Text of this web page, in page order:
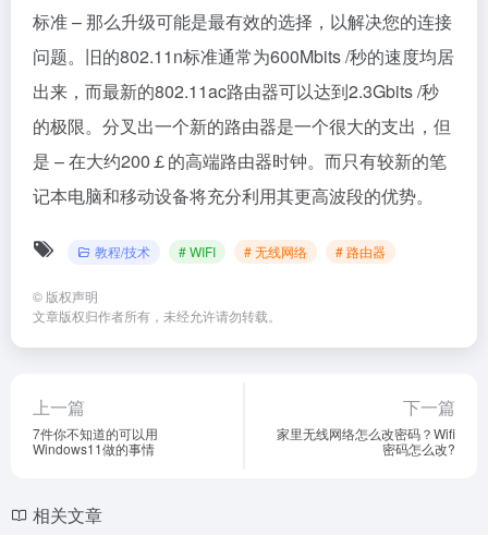
标准 – 那么升级可能是最有效的选择，以解决您的连接
问题。旧的802.11n标准通常为600Mbits /秒的速度均居
出来，而最新的802.11ac路由器可以达到2.3Gbits /秒
的极限。分叉出一个新的路由器是一个很大的支出，但
是 – 在大约200￡的高端路由器时钟。而只有较新的笔
记本电脑和移动设备将充分利用其更高波段的优势。
教程/技术 # WIFI # 无线网络 # 路由器
© 版权声明
文章版权归作者所有，未经允许请勿转载。
上一篇
7件你不知道的可以用
Windows11做的事情
下一篇
家里无线网络怎么改密码？Wifi
密码怎么改?
相关文章